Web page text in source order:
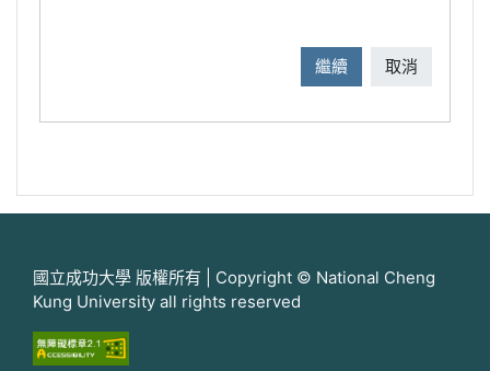
繼續 取消
國立成功大學 版權所有 | Copyright © National Cheng
Kung University all rights reserved